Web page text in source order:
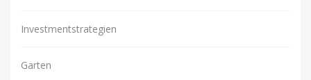
Investmentstrategien
Garten